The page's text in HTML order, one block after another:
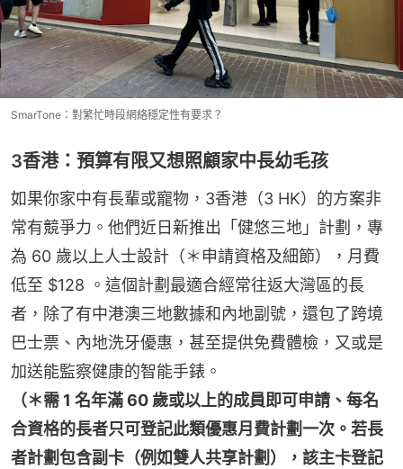
SmarTone：對繁忙時段網絡穩定性有要求？
3香港：預算有限又想照顧家中長幼毛孩
如果你家中有長輩或寵物，3香港（3 HK）的方案非
常有競爭力。他們近日新推出「健悠三地」計劃，專
為 60 歲以上人士設計（＊申請資格及細節），月費
低至 $128 。這個計劃最適合經常往返大灣區的長
者，除了有中港澳三地數據和內地副號，還包了跨境
巴士票、內地洗牙優惠，甚至提供免費體檢，又或是
加送能監察健康的智能手錶。
（＊需 1 名年滿 60 歲或以上的成員即可申請、每名
合資格的長者只可登記此類優惠月費計劃一次。若長
者計劃包含副卡（例如雙人共享計劃），該主卡登記